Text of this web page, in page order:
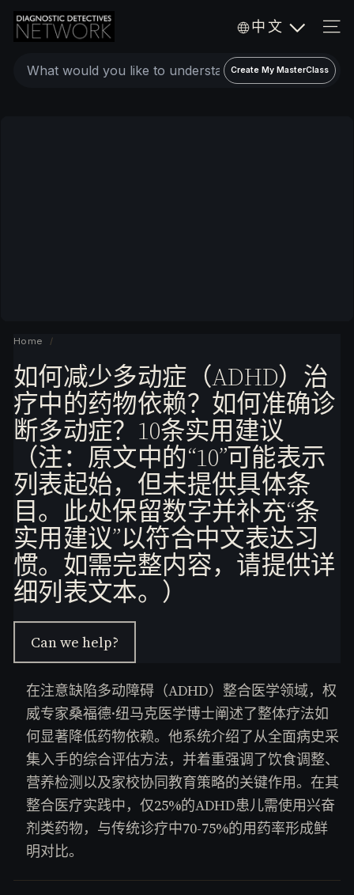
Skip
D
i
v
e
s.
C
o
m
中文
Create
Create My MasterClass
Home /
如何减少多动症（ADHD）治
疗中的药物依赖？如何准确诊
断多动症？10条实用建议
（注：原文中的“10”可能表示
列表起始，但未提供具体条
目。此处保留数字并补充“条
实用建议”以符合中文表达习
惯。如需完整内容，请提供详
细列表文本。）
Can we help?
在注意缺陷多动障碍（ADHD）整合医学领域，权
威专家桑福德·纽马克医学博士阐述了整体疗法如
何显著降低药物依赖。他系统介绍了从全面病史采
集入手的综合评估方法，并着重强调了饮食调整、
营养检测以及家校协同教育策略的关键作用。在其
整合医疗实践中，仅25%的ADHD患儿需使用兴奋
剂类药物，与传统诊疗中70-75%的用药率形成鲜
明对比。